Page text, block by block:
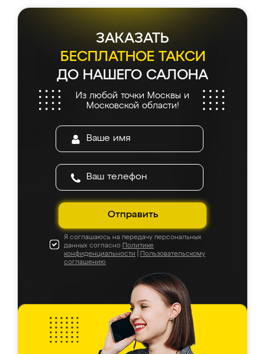
ЗАКАЗАТЬ
БЕСПЛАТНОЕ ТАКСИ
ДО НАШЕГО САЛОНА
Из любой точки Москвы и
Московской области!
Отправить
Я соглашаюсь на передачу персональных
данных согласно Политике
конфиденциальности
Пользовательскому
соглашению